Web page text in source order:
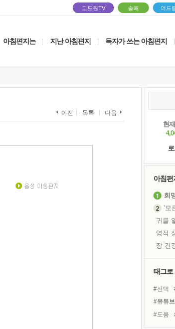
고도원TV 솔패 더드
아침편지는 지난 아침편지 독자가 쓰는 아침편지
이전 목록 다음
현
아침편
희
'모
영적
장 건
태그로
#선택
#유튜브
#도움